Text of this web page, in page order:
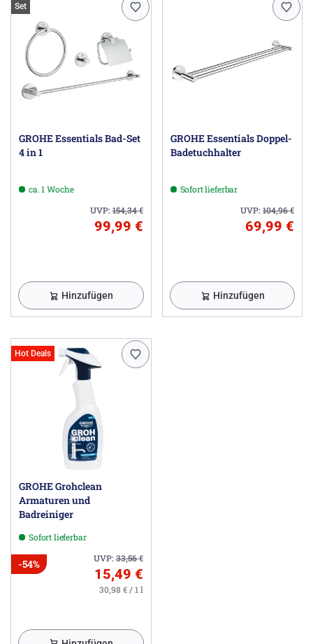
Set
GROHE Essentials Bad-Set
4 in 1
ca. 1 Woche
UVP:154,34€
99,99 €
Hinzufügen
GROHE Essentials Doppel-
Badetuchhalter
Sofort lieferbar
UVP:104,96€
69,99 €
Hinzufügen
Hot Deals
GROHE Grohclean
Armaturen und
Badreiniger
Sofort lieferbar
UVP:33,56€
-54%
15,49 €
30,98 € / 1 l